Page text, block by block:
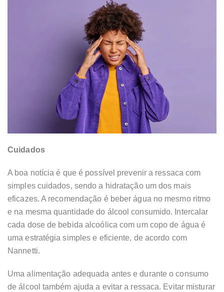
Cuidados
A boa notícia é que é possível prevenir a ressaca com
simples cuidados, sendo a hidratação um dos mais
eficazes. A recomendação é beber água no mesmo ritmo
e na mesma quantidade do álcool consumido. Intercalar
cada dose de bebida alcoólica com um copo de água é
uma estratégia simples e eficiente, de acordo com
Nannetti.
Uma alimentação adequada antes e durante o consumo
de álcool também ajuda a evitar a ressaca. Evitar misturar